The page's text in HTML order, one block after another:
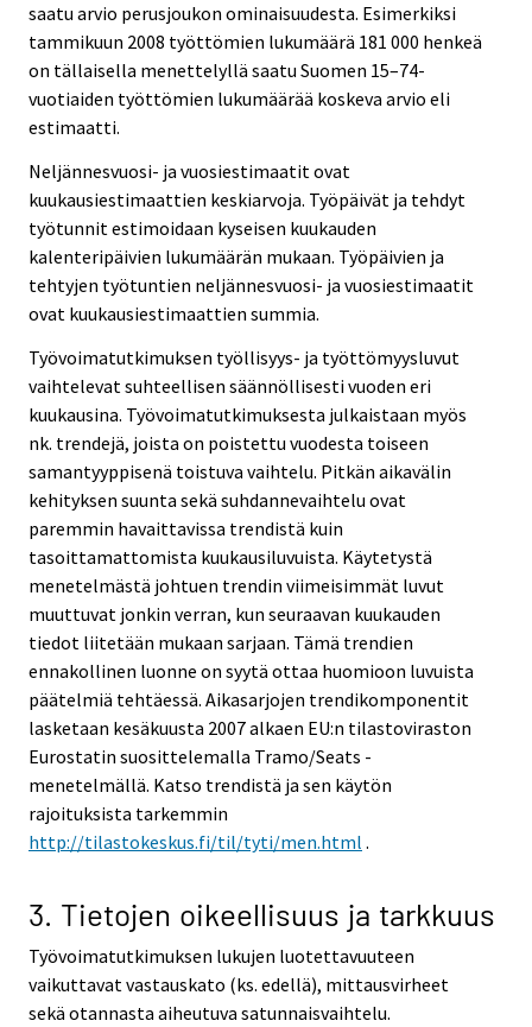
saatu arvio perusjoukon ominaisuudesta. Esimerkiksi
tammikuun 2008 työttömien lukumäärä 181 000 henkeä
on tällaisella menettelyllä saatu Suomen 15–74-
vuotiaiden työttömien lukumäärää koskeva arvio eli
estimaatti.
Neljännesvuosi- ja vuosiestimaatit ovat
kuukausiestimaattien keskiarvoja. Työpäivät ja tehdyt
työtunnit estimoidaan kyseisen kuukauden
kalenteripäivien lukumäärän mukaan. Työpäivien ja
tehtyjen työtuntien neljännesvuosi- ja vuosiestimaatit
ovat kuukausiestimaattien summia.
Työvoimatutkimuksen työllisyys- ja työttömyysluvut
vaihtelevat suhteellisen säännöllisesti vuoden eri
kuukausina. Työvoimatutkimuksesta julkaistaan myös
nk. trendejä, joista on poistettu vuodesta toiseen
samantyyppisenä toistuva vaihtelu. Pitkän aikavälin
kehityksen suunta sekä suhdannevaihtelu ovat
paremmin havaittavissa trendistä kuin
tasoittamattomista kuukausiluvuista. Käytetystä
menetelmästä johtuen trendin viimeisimmät luvut
muuttuvat jonkin verran, kun seuraavan kuukauden
tiedot liitetään mukaan sarjaan. Tämä trendien
ennakollinen luonne on syytä ottaa huomioon luvuista
päätelmiä tehtäessä. Aikasarjojen trendikomponentit
lasketaan kesäkuusta 2007 alkaen EU:n tilastoviraston
Eurostatin suosittelemalla Tramo/Seats -
menetelmällä. Katso trendistä ja sen käytön
rajoituksista tarkemmin
http://tilastokeskus.fi/til/tyti/men.html .
3. Tietojen oikeellisuus ja tarkkuus
Työvoimatutkimuksen lukujen luotettavuuteen
vaikuttavat vastauskato (ks. edellä), mittausvirheet
sekä otannasta aiheutuva satunnaisvaihtelu.